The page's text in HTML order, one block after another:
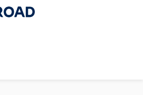
ますか？
の送迎はあります